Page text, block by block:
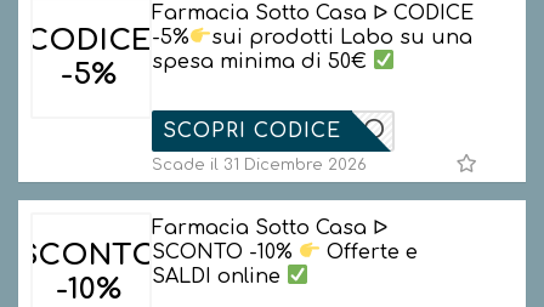
CODICE
-5%
Farmacia Sotto Casa ᐅ CODICE
-5%
sui prodotti Labo su una
spesa minima di 50€
5LABO
SCOPRI CODICE
Scade il 31 Dicembre 2026
SCONTO
-10%
Farmacia Sotto Casa ᐅ
SCONTO -10%
Offerte e
SALDI online